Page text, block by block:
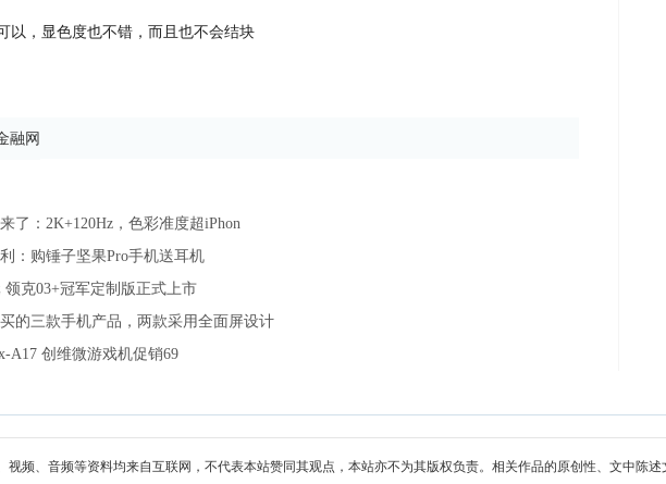
以，显色度也不错，而且也不会结块
融网
了：2K+120Hz，色彩准度超iPhon
：购锤子坚果Pro手机送耳机
领克03+冠军定制版正式上市
的三款手机产品，两款采用全面屏设计
A17 创维微游戏机促销69
视频、音频等资料均来自互联网，不代表本站赞同其观点，本站亦不为其版权负责。相关作品的原创性、文中陈